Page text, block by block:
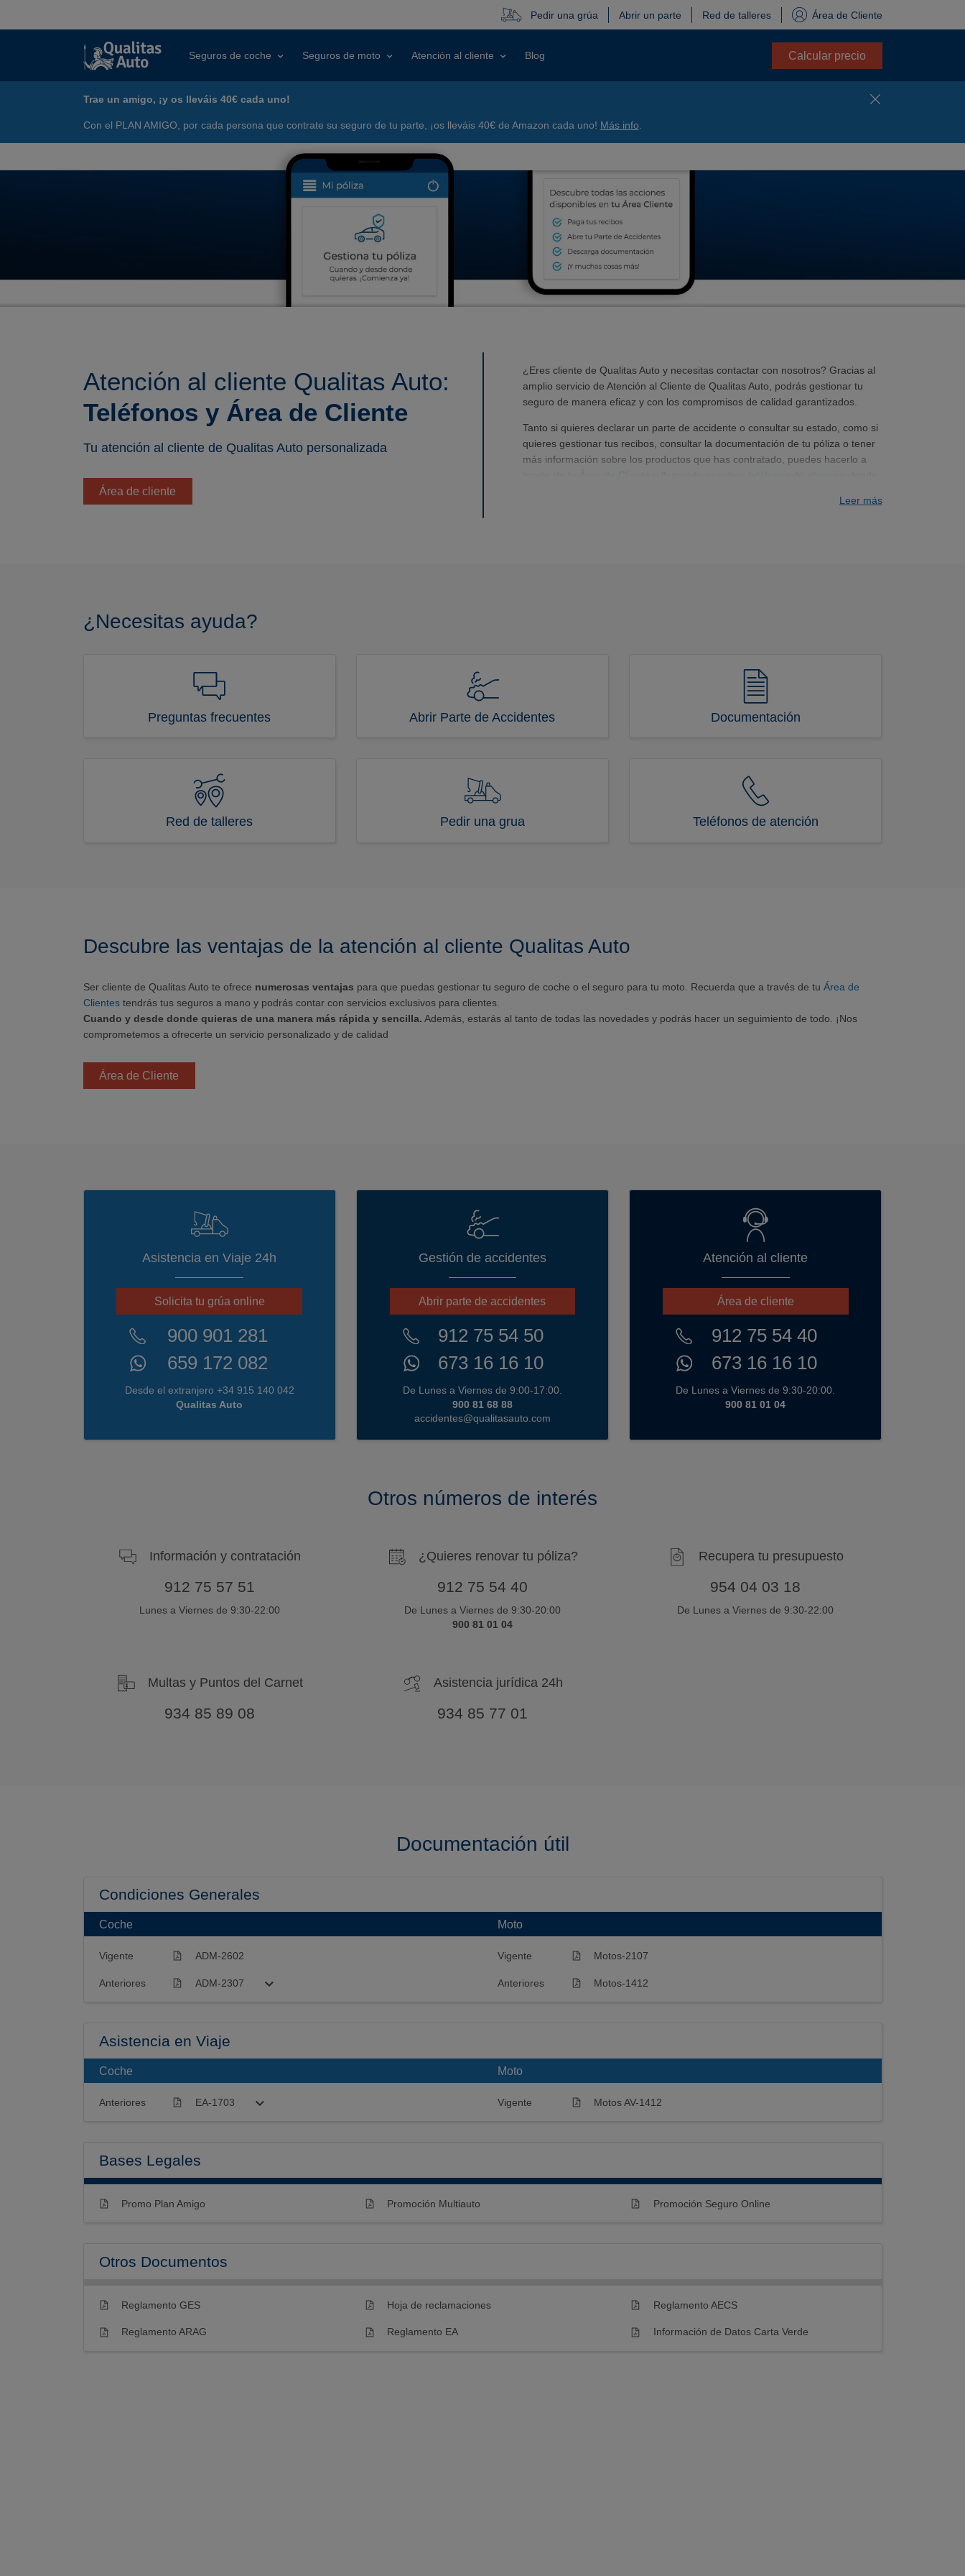
Pedir una grúa Abrir un parte Red de talleres Área de Cliente
Seguros de coche Seguros de moto Atención al cliente Blog Calcular precio
Trae un amigo, ¡y os lleváis 40€ cada uno!
Con el PLAN AMIGO, por cada persona que contrate su seguro de tu parte, ¡os lleváis 40€ de Amazon cada uno! Más info
Atención al cliente Qualitas Auto:
Teléfonos y Área de Cliente
Tu atención al cliente de Qualitas Auto personalizada
Área de cliente
¿Eres cliente de Qualitas Auto y necesitas contactar con nosotros? Gracias al
amplio servicio de Atención al Cliente de Qualitas Auto, podrás gestionar tu
seguro de manera eficaz y con los compromisos de calidad garantizados.
Tanto si quieres declarar un parte de accidente o consultar su estado, como si
quieres gestionar tus recibos, consultar la documentación de tu póliza o tener
más información sobre los productos que has contratado, puedes hacerlo a
Leer más
¿Necesitas ayuda?
Preguntas frecuentes Abrir Parte de Accidentes Documentación
Red de talleres Pedir una grua Teléfonos de atención
Descubre las ventajas de la atención al cliente Qualitas Auto
Ser cliente de Qualitas Auto te ofrece numerosas ventajas para que puedas gestionar tu seguro de coche o el seguro para tu moto. Recuerda que a través de tu Área de
Clientestendrás tus seguros a mano y podrás contar con servicios exclusivos para clientes.
Cuando y desde donde quieras de una manera más rápida y sencilla. Además, estarás al tanto de todas las novedades y podrás hacer un seguimiento de todo. ¡Nos
comprometemos a ofrecerte un servicio personalizado y de calidad
Área de Cliente
Asistencia en Viaje 24h
Solicita tu grúa online
900 901 281
659 172 082
Desde el extranjero +34 915 140 042
Qualitas Auto
Gestión de accidentes
Abrir parte de accidentes
912 75 54 50
673 16 16 10
De Lunes a Viernes de 9:00-17:00.
900 81 68 88
accidentes@qualitasauto.com
Atención al cliente
Área de cliente
912 75 54 40
673 16 16 10
De Lunes a Viernes de 9:30-20:00.
900 81 01 04
Otros números de interés
Información y contratación
912 75 57 51
Lunes a Viernes de 9:30-22:00
¿Quieres renovar tu póliza?
912 75 54 40
De Lunes a Viernes de 9:30-20:00
900 81 01 04
Recupera tu presupuesto
954 04 03 18
De Lunes a Viernes de 9:30-22:00
Multas y Puntos del Carnet
934 85 89 08
Asistencia jurídica 24h
934 85 77 01
Documentación útil
Condiciones Generales
Coche
Vigente ADM-2602
Anteriores ADM-2307
Moto
Vigente Motos-2107
Anteriores Motos-1412
Asistencia en Viaje
Coche
Anteriores EA-1703
Moto
Vigente Motos AV-1412
Bases Legales
Promo Plan Amigo Promoción Multiauto Promoción Seguro Online
Otros Documentos
Reglamento GES
Reglamento ARAG
Hoja de reclamaciones
Reglamento EA
Reglamento AECS
Información de Datos Carta Verde